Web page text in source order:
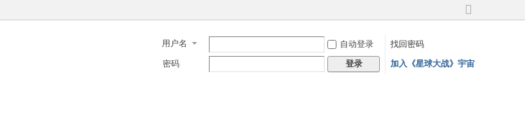
切
宽
用户名 自动登录
找回密码
密码
登录 加入《星球大战》宇宙